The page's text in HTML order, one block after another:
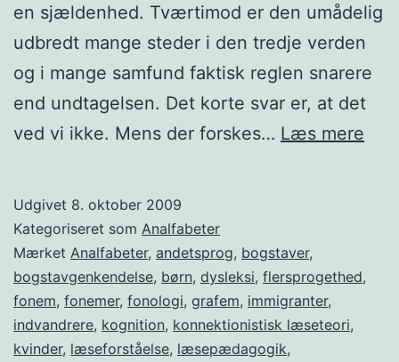
en sjældenhed. Tværtimod er den umådelig
udbredt mange steder i den tredje verden
og i mange samfund faktisk reglen snarere
end undtagelsen. Det korte svar er, at det
ved vi ikke. Mens der forskes… Læs mere
Udgivet 8. oktober 2009
Kategoriseret som Analfabeter
Mærket Analfabeter, andetsprog, bogstaver,
bogstavgenkendelse, børn, dysleksi, flersprogethed,
fonem, fonemer, fonologi, grafem, immigranter,
indvandrere, kognition, konnektionistisk læseteori,
kvinder, læseforståelse, læsepædagogik,